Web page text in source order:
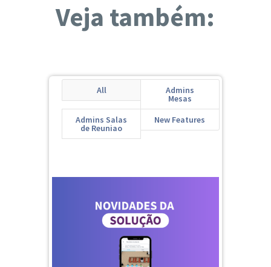
Veja também:
All Admins
Mesas
Admins Salas
de Reuniao
New Features